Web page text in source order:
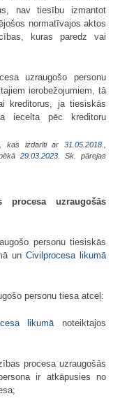
nav tiesību izmantot
normatīvajos aktos
kuras paredz vai
uzraugošo personu
ierobežojumiem, tā
kreditorus, ja tiesiskās
iecelta pēc kreditoru
kas izdarīti ar 31.05.2018.
29.03.2023.
Sk. pārejas
procesa uzraugošās
personu tiesiskās
un Civilprocesa likumā
personu tiesa atceļ:
likumānoteiktajos
procesa uzraugošās
ir atkāpusies no